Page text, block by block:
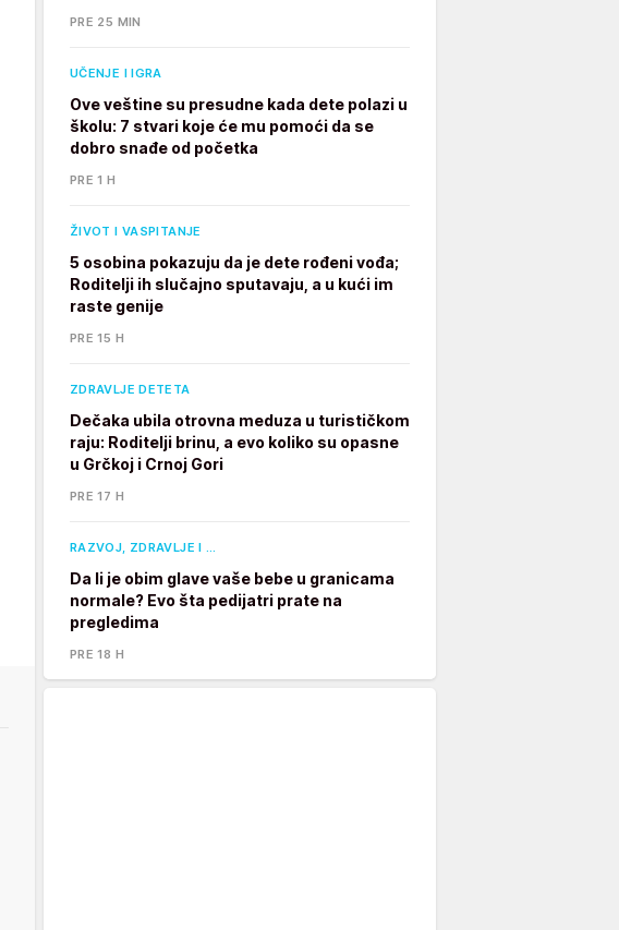
PRE 25 MIN
UČENJE I IGRA
Ove veštine su presudne kada dete polazi u
školu: 7 stvari koje će mu pomoći da se
dobro snađe od početka
PRE 1 H
ŽIVOT I VASPITANJE
5 osobina pokazuju da je dete rođeni vođa;
Roditelji ih slučajno sputavaju, a u kući im
raste genije
PRE 15 H
ZDRAVLJE DETETA
Dečaka ubila otrovna meduza u turističkom
raju: Roditelji brinu, a evo koliko su opasne
u Grčkoj i Crnoj Gori
PRE 17 H
RAZVOJ, ZDRAVLJE I …
Da li je obim glave vaše bebe u granicama
normale? Evo šta pedijatri prate na
pregledima
PRE 18 H